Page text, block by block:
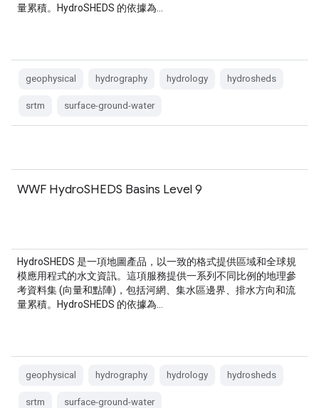
量累積。HydroSHEDS 的依據為…
geophysical hydrography hydrology hydrosheds
srtm surface-ground-water
WWF HydroSHEDS Basins Level 9
HydroSHEDS 是一項地圖產品，以一致的格式提供區域和全球規
模應用程式的水文資訊。這項服務提供一系列不同比例的地理參
考資料集 (向量和點陣)，包括河網、集水區邊界、排水方向和流
量累積。HydroSHEDS 的依據為…
geophysical hydrography hydrology hydrosheds
srtm surface-ground-water